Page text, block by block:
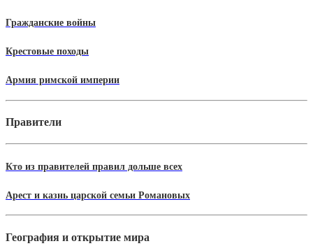
Гражданские войны
Крестовые походы
Армия римской империи
Правители
Кто из правителей правил дольше всех
Арест и казнь царской семьи Романовых
География и открытие мира